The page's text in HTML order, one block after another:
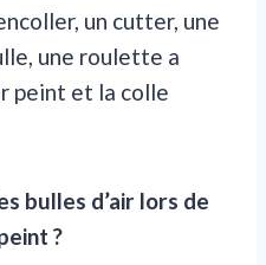
un cutter, une
une roulette a
peint et la colle
bulles d’air lors de
?